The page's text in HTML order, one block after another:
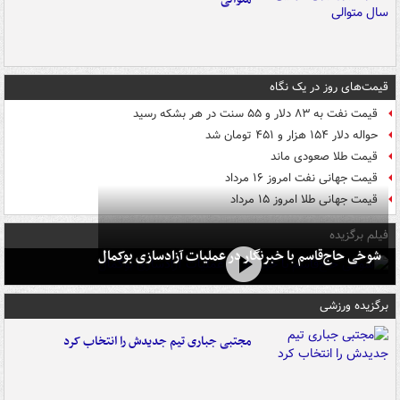
قیمت‌های روز در یک نگاه
قیمت نفت به ۸۳ دلار و ۵۵ سنت در هر بشکه رسید
حواله دلار ۱۵۴ هزار و ۴۵۱ تومان شد
قیمت طلا صعودی ماند
قیمت جهانی نفت امروز ۱۶ مرداد
قیمت جهانی طلا امروز ۱۵ مرداد
فیلم برگزیده
شوخی حاج‌قاسم با خبرنگار در عملیات آزادسازی بوکمال
برگزیده ورزشی
مجتبی جباری تیم جدیدش را انتخاب کرد